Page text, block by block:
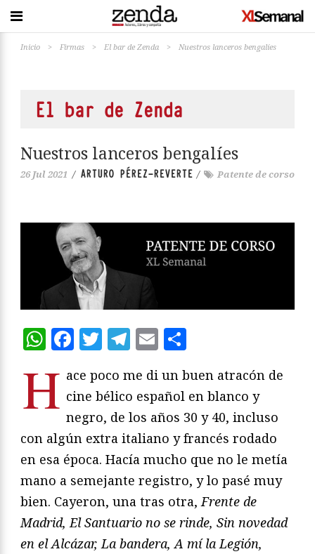
Inicio > Firmas > El bar de Zenda > Nuestros lanceros bengalíes
El bar de Zenda
Nuestros lanceros bengalíes
26 Jul 2021 / ARTURO PÉREZ-REVERTE / Patente de corso
WhatsApp
Facebook
Twitter
Telegram
Email
H ace poco me di un buen atracón de
cine bélico español en blanco y
negro, de los años 30 y 40, incluso
con algún extra italiano y francés rodado
en esa época. Hacía mucho que no le metía
mano a semejante registro, y lo pasé muy
bien. Cayeron, una tras otra,Frente de
Madrid, El Santuario no se rinde, Sin novedad
en el Alcázar, La bandera, A mí la Legión,